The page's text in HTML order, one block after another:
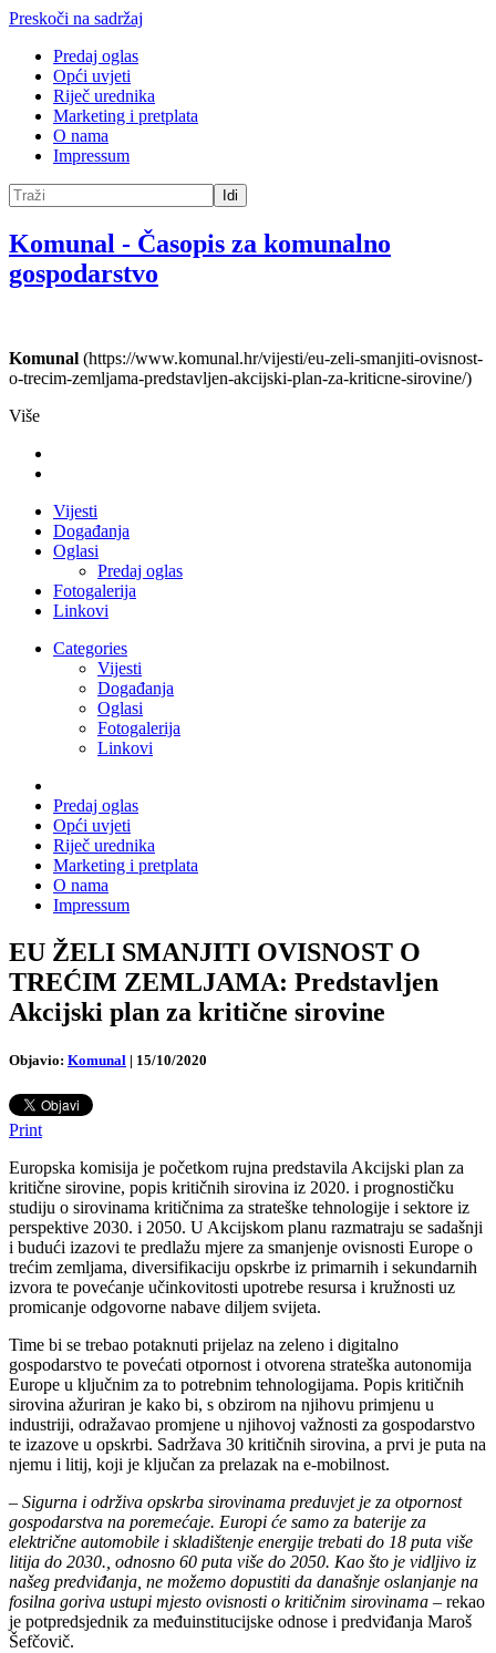
Preskoči na sadržaj
Predaj oglas
Opći uvjeti
Riječ urednika
Marketing i pretplata
O nama
Impressum
Idi
Komunal - Časopis za komunalno
gospodarstvo
Komunal (https://www.komunal.hr/vijesti/eu-zeli-smanjiti-ovisnost-
o-trecim-zemljama-predstavljen-akcijski-plan-za-kriticne-sirovine/)
Više
Vijesti
Događanja
Oglasi
Predaj oglas
Fotogalerija
Linkovi
Categories
Vijesti
Događanja
Oglasi
Fotogalerija
Linkovi
Predaj oglas
Opći uvjeti
Riječ urednika
Marketing i pretplata
O nama
Impressum
EU ŽELI SMANJITI OVISNOST O
TREĆIM ZEMLJAMA: Predstavljen
Akcijski plan za kritične sirovine
Objavio: Komunal | 15/10/2020
Print
Europska komisija je početkom rujna predstavila Akcijski plan za
kritične sirovine, popis kritičnih sirovina iz 2020. i prognostičku
studiju o sirovinama kritičnima za strateške tehnologije i sektore iz
perspektive 2030. i 2050. U Akcijskom planu razmatraju se sadašnji
i budući izazovi te predlažu mjere za smanjenje ovisnosti Europe o
trećim zemljama, diversifikaciju opskrbe iz primarnih i sekundarnih
izvora te povećanje učinkovitosti upotrebe resursa i kružnosti uz
promicanje odgovorne nabave diljem svijeta.
Time bi se trebao potaknuti prijelaz na zeleno i digitalno
gospodarstvo te povećati otpornost i otvorena strateška autonomija
Europe u ključnim za to potrebnim tehnologijama. Popis kritičnih
sirovina ažuriran je kako bi, s obzirom na njihovu primjenu u
industriji, odražavao promjene u njihovoj važnosti za gospodarstvo
te izazove u opskrbi. Sadržava 30 kritičnih sirovina, a prvi je puta na
njemu i litij, koji je ključan za prelazak na e-mobilnost.
– Sigurna i održiva opskrba sirovinama preduvjet je za otpornost
gospodarstva na poremećaje. Europi će samo za baterije za
električne automobile i skladištenje energije trebati do 18 puta više
litija do 2030., odnosno 60 puta više do 2050. Kao što je vidljivo iz
našeg predviđanja, ne možemo dopustiti da današnje oslanjanje na
fosilna goriva ustupi mjesto ovisnosti o kritičnim sirovinama – rekao
je potpredsjednik za međuinstitucijske odnose i predviđanja Maroš
Šefčovič.